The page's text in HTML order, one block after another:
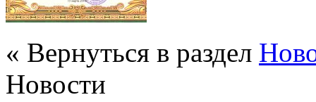
« Вернуться в раздел
Новости